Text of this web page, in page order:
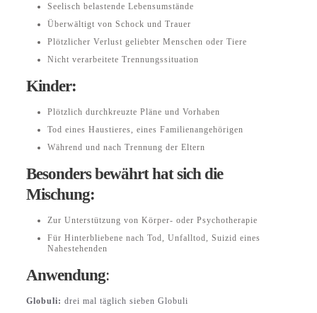
Seelisch belastende Lebensumstände
Überwältigt von Schock und Trauer
Plötzlicher Verlust geliebter Menschen oder Tiere
Nicht verarbeitete Trennungssituation
Kinder:
Plötzlich durchkreuzte Pläne und Vorhaben
Tod eines Haustieres, eines Familienangehörigen
Während und nach Trennung der Eltern
Besonders bewährt hat sich die
Mischung:
Zur Unterstützung von Körper- oder Psychotherapie
Für Hinterbliebene nach Tod, Unfalltod, Suizid eines
Nahestehenden
Anwendung:
Globuli: drei mal täglich sieben Globuli